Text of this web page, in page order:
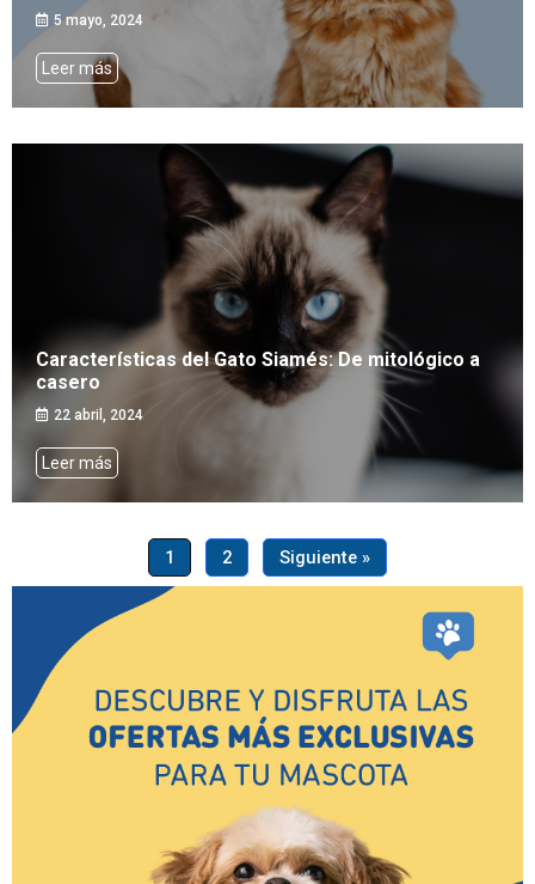
5 mayo, 2024
Leer más
Características del Gato Siamés: De mitológico a
casero
22 abril, 2024
Leer más
1 2 Siguiente »